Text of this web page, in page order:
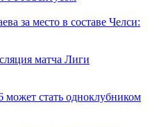
за место в составе Челси:
матча Лиги
стать одноклубником